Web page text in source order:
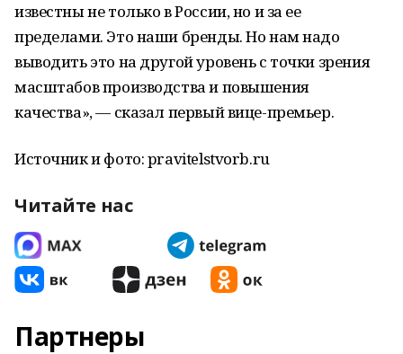
известны не только в России, но и за ее
пределами. Это наши бренды. Но нам надо
выводить это на другой уровень с точки зрения
масштабов производства и повышения
качества», — сказал первый вице-премьер.
Источник и фото: pravitelstvorb.ru
Читайте нас
Партнеры